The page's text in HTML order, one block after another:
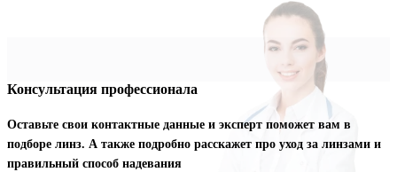
Консультация профессионала
Оставьте свои контактные данные и эксперт поможет вам в
подборе линз. А также подробно расскажет про уход за линзами и
правильный способ надевания